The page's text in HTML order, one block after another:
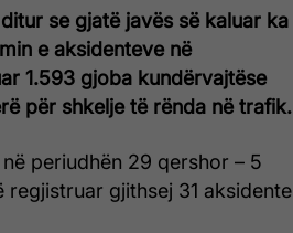
se gjatë javës së kaluar ka
e aksidenteve në
1.593 gjoba kundërvajtëse
për shkelje të rënda në trafik.
periudhën 29 qershor – 5
gjithsej 31 aksidente